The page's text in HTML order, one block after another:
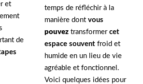
et
de
temps de réfléchir à la
manière dont vous
pouvez transformer cet
espace souvent froid et
humide en un lieu de vie
agréable et fonctionnel.
Voici quelques idées pour